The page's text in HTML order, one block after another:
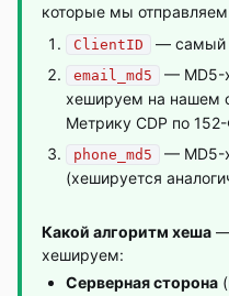
которые мы
ClientID — самый
email_md5
— MD5-
хешируем на нашем
Метрику CDP по
phone_md5
— MD5-
(хешируется
Какой алгоритм хеша —
хешируем:
Серверная сторона